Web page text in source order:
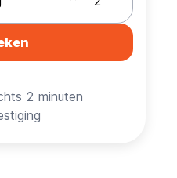
2 minuten